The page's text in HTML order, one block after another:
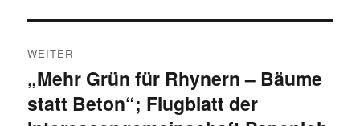
WEITER
Nächster
Beitrag:
„Mehr Grün für Rhynern – Bäume
statt Beton“; Flugblatt der